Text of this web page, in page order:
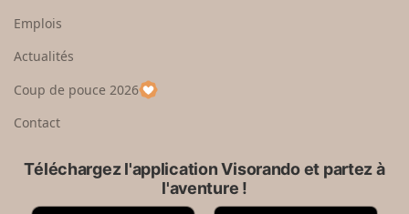
e
u
p
a
Emplois
Actualités
Coup de pouce 2026
Contact
Téléchargez l'application Visorando et partez à
l'aventure !